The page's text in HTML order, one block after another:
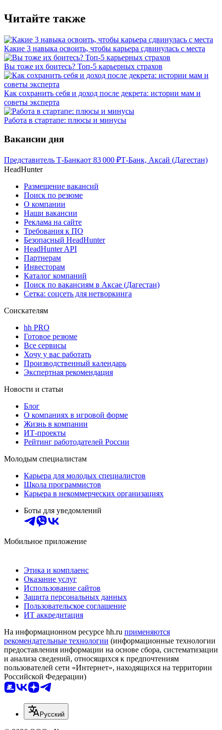
Читайте также
Какие 3 навыка освоить, чтобы карьера сдвинулась с места
Вы тоже их боитесь? Топ-5 карьерных страхов
Как сохранить себя и доход после декрета: истории мам и
советы эксперта
Работа в стартапе: плюсы и минусы
Вакансии дня
Представитель Т-Банкаот 83 000 ₽Т-Банк, Аксай (Дагестан)
HeadHunter
Размещение вакансий
Поиск по резюме
О компании
Наши вакансии
Реклама на сайте
Требования к ПО
Безопасный HeadHunter
HeadHunter API
Партнерам
Инвесторам
Каталог компаний
Поиск по вакансиям в Аксае (Дагестан)
Сетка: соцсеть для нетворкинга
Соискателям
hh PRO
Готовое резюме
Все сервисы
Хочу у вас работать
Производственный календарь
Экспертная рекомендация
Новости и статьи
Блог
О компаниях в игровой форме
Жизнь в компании
ИТ-проекты
Рейтинг работодателей России
Молодым специалистам
Карьера для молодых специалистов
Школа программистов
Карьера в некоммерческих организациях
Боты для уведомлений
Мобильное приложение
Этика и комплаенс
Оказание услуг
Использование сайтов
Защита персональных данных
Пользовательское соглашение
ИТ аккредитация
На информационном ресурсе hh.ru применяются
рекомендательные технологии (информационные технологии
предоставления информации на основе сбора, систематизации
и анализа сведений, относящихся к предпочтениям
пользователей сети «Интернет», находящихся на территории
Российской Федерации)
Русский